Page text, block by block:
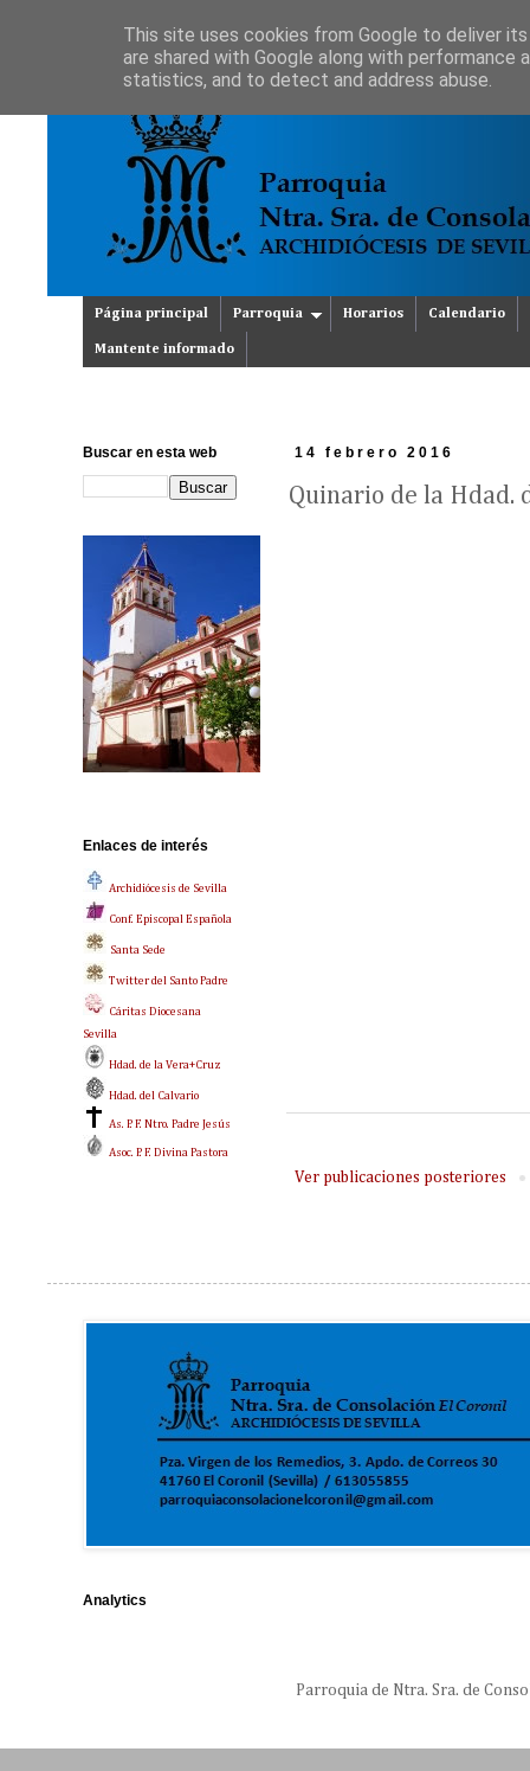
Página principal Parroquia Horarios Calendario
Mantente informado
14 febrero 2016
Quinario de la Hdad.
Ver publicaciones posteriores
Buscar en esta web
Enlaces de interés
Archidiócesis de Sevilla
Conf. Episcopal Española
Santa Sede
Twitter del Santo Padre
Cáritas Diocesana
Sevilla
Hdad. de la Vera+Cruz
Hdad. del Calvario
As. P. F. Ntro. Padre Jesús
Asoc. P. F. Divina Pastora
Analytics
Parroquia de Ntra. Sra. de
This site uses cookies from Google to deliver
are shared with Google along with
statistics, and to detect and address abuse.